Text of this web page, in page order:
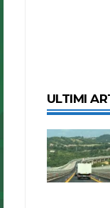
ULTIMI